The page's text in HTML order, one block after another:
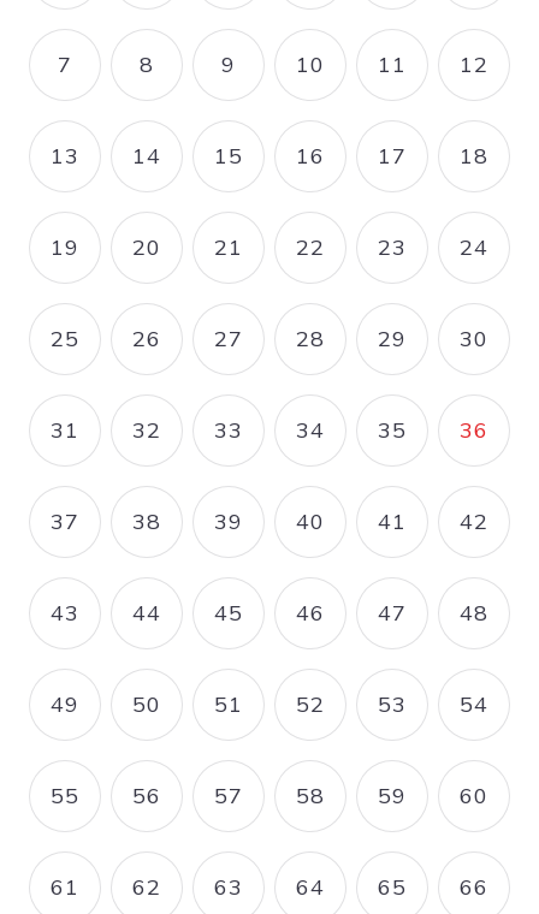
PAGE
7 PAGE
8 PAGE
9 PAGE
10 PAGE
11 PAGE
12
PAGE
13 PAGE
14 PAGE
15 PAGE
16 PAGE
17 PAGE
18
PAGE
19 PAGE
20 PAGE
21 PAGE
22 PAGE
23 PAGE
24
PAGE
25 PAGE
26 PAGE
27 PAGE
28 PAGE
29 PAGE
30
PAGE
31 PAGE
32 PAGE
33 PAGE
34 PAGE
35 36
PAGE
37 PAGE
38 PAGE
39 PAGE
40 PAGE
41 PAGE
42
PAGE
43 PAGE
44 PAGE
45 PAGE
46 PAGE
47 PAGE
48
PAGE
49 PAGE
50 PAGE
51 PAGE
52 PAGE
53 PAGE
54
PAGE
55 PAGE
56 PAGE
57 PAGE
58 PAGE
59 PAGE
60
PAGE
61 PAGE
62 PAGE
63 PAGE
64 PAGE
65 PAGE
66